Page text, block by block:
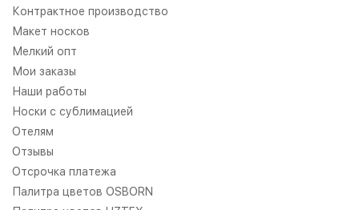
Контрактное производство
Макет носков
Мелкий опт
Мои заказы
Наши работы
Носки с сублимацией
Отелям
Отзывы
Отсрочка платежа
Палитра цветов OSBORN